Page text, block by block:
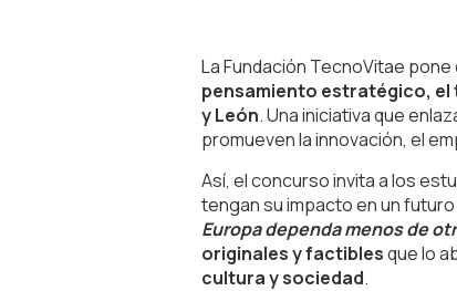
La Fundación TecnoVitae pone
pensamiento estratégico, el
y León. Una iniciativa que
promueven la innovación, el
Así, el concurso invita a los
tengan su impacto en un
Europa dependa menos de
originales y factiblesque lo
cultura y sociedad.